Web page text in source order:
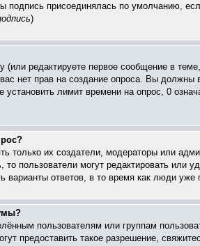
подпись присоединялась по умолчанию,
)
(или редактируете первое сообщение в
нет прав на создание опроса. Вы
лимит времени на опрос, 0
только их создатели, модераторы или
то пользователи могут редактировать
варианты ответов, в то время как люди уже
пользователям или группам
предоставить такое разрешение,